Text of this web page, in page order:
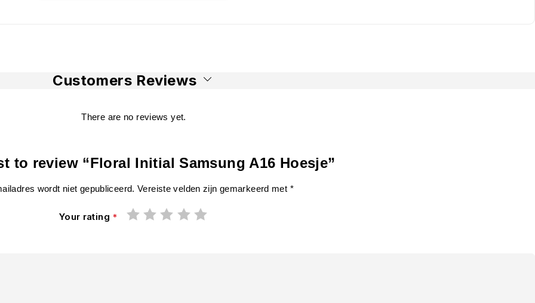
Customers Reviews
There are no reviews yet.
to review “Floral Initial Samsung A16 Hoesje”
wordt niet gepubliceerd. Vereiste velden zijn gemarkeerd met *
Your rating *